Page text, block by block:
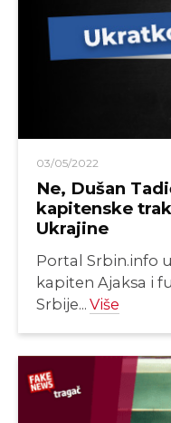
03/05/2022
Ne, Dušan
kapitenske
Ukrajine
Portal Srbin.info
kapiten Ajaksa i
Srbije... Više